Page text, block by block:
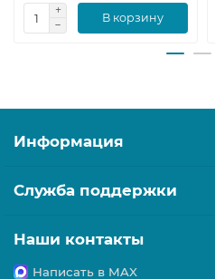
В корзину
Информация
Служба поддержки
Наши контакты
Написать в MAX